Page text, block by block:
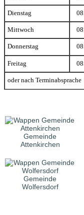
Dienstag
Mittwoch
Donnerstag
Freitag
oder nach Terminabsprache
Gemeinde
Attenkirchen
Gemeinde
Wolfersdorf